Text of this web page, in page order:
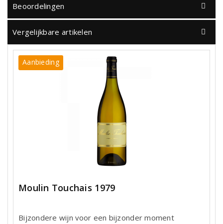
Beoordelingen
Vergelijkbare artikelen
Aanbieding
Moulin Touchais 1979
Bijzondere wijn voor een bijzonder moment